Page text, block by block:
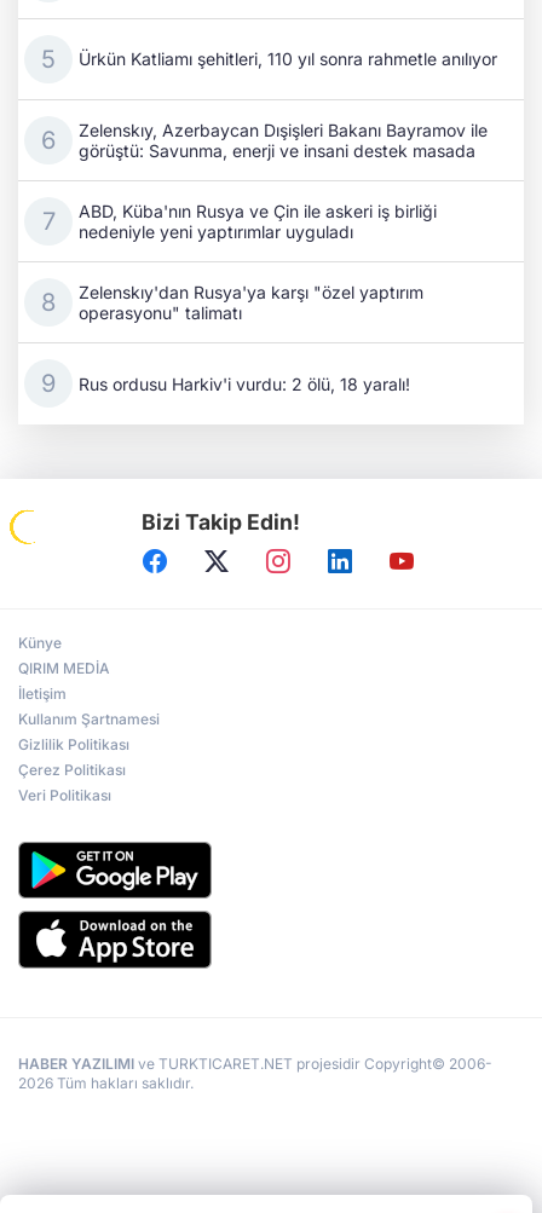
Ürkün Katliamı şehitleri, 110 yıl sonra rahmetle anılıyor
Zelenskıy, Azerbaycan Dışişleri Bakanı Bayramov ile
görüştü: Savunma, enerji ve insani destek masada
ABD, Küba'nın Rusya ve Çin ile askeri iş birliği
nedeniyle yeni yaptırımlar uyguladı
Zelenskıy'dan Rusya'ya karşı "özel yaptırım
operasyonu" talimatı
Rus ordusu Harkiv'i vurdu: 2 ölü, 18 yaralı!
Bizi Takip Edin!
Künye
QIRIM MEDİA
İletişim
Kullanım Şartnamesi
Gizlilik Politikası
Çerez Politikası
Veri Politikası
HABER YAZILIMI ve TURKTICARET.NET projesidir Copyright© 2006-
2026 Tüm hakları saklıdır.